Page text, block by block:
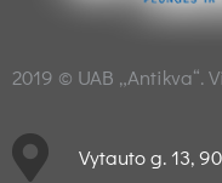
2019 © UAB „Antikva“.
Vytauto g. 13,